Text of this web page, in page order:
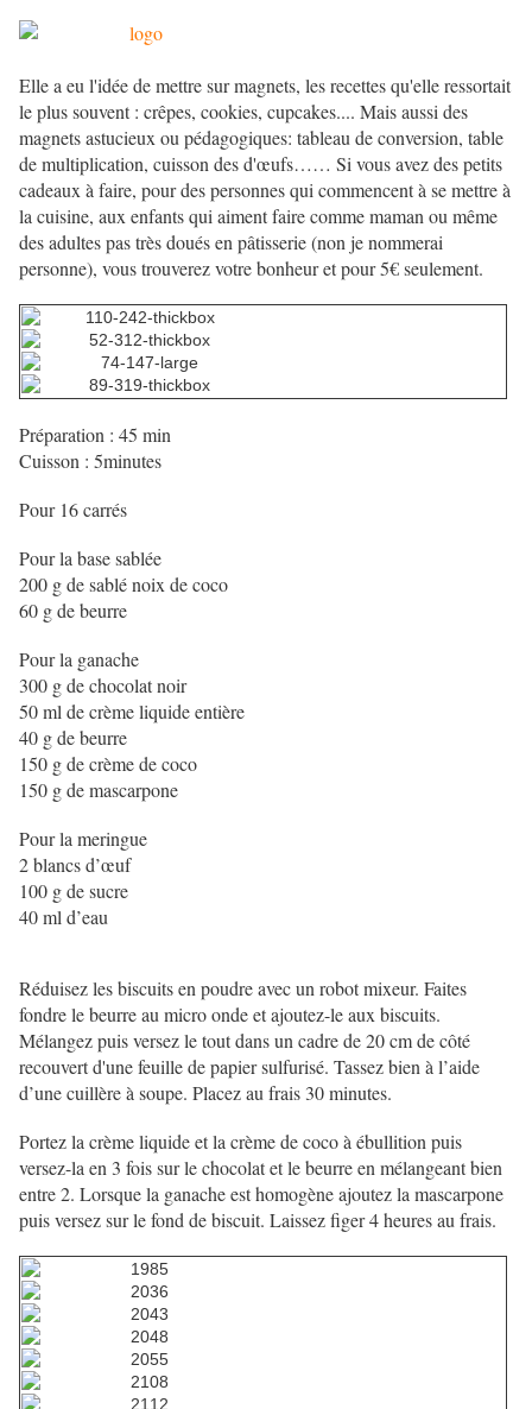
Elle a eu l'idée de mettre sur magnets, les recettes qu'elle ressortait
le plus souvent : crêpes, cookies, cupcakes.... Mais aussi des
magnets astucieux ou pédagogiques: tableau de conversion, table
de multiplication, cuisson des d'œufs…… Si vous avez des petits
cadeaux à faire, pour des personnes qui commencent à se mettre à
la cuisine, aux enfants qui aiment faire comme maman ou même
des adultes pas très doués en pâtisserie (non je nommerai
personne), vous trouverez votre bonheur et pour 5€ seulement.
Préparation : 45 min
Cuisson : 5minutes
Pour 16 carrés
Pour la base sablée
200 g de sablé noix de coco
60 g de beurre
Pour la ganache
300 g de chocolat noir
50 ml de crème liquide entière
40 g de beurre
150 g de crème de coco
150 g de mascarpone
Pour la meringue
2 blancs d’œuf
100 g de sucre
40 ml d’eau
Réduisez les biscuits en poudre avec un robot mixeur. Faites
fondre le beurre au micro onde et ajoutez-le aux biscuits.
Mélangez puis versez le tout dans un cadre de 20 cm de côté
recouvert d'une feuille de papier sulfurisé. Tassez bien à l’aide
d’une cuillère à soupe. Placez au frais 30 minutes.
Portez la crème liquide et la crème de coco à ébullition puis
versez-la en 3 fois sur le chocolat et le beurre en mélangeant bien
entre 2. Lorsque la ganache est homogène ajoutez la mascarpone
puis versez sur le fond de biscuit. Laissez figer 4 heures au frais.